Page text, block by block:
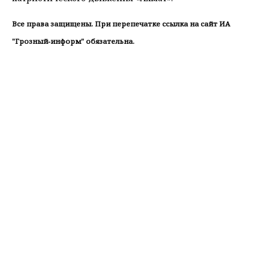
Все права защищены. При перепечатке ссылка на сайт ИА
"Грозный-информ" обязательна.